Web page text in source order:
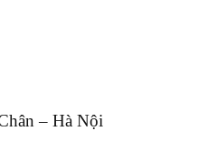
– Hà Nội